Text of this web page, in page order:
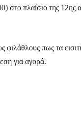
στο πλαίσιο της 12ης
πως τα
για αγορά.